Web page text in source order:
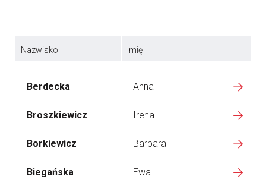
Nazwisko Imię
Berdecka Anna
Broszkiewicz Irena
Borkiewicz Barbara
Biegańska Ewa